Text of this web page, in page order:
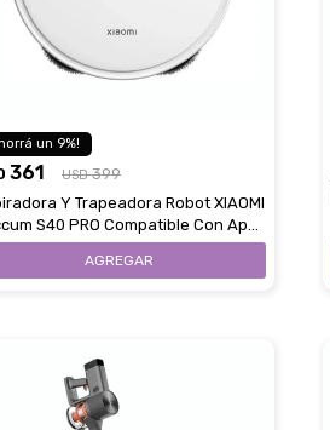
9
361 USD 399
Y Trapeadora Robot XIAOMI
S40 PRO Compatible Con App
Home